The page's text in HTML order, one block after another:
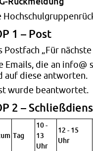
1 – Post
Post­fach „Für
Emails, die an info@
auf diese ant­wor­ten.
wurde be­ant­wor­tet.
2 –
Tag
10 -
13
Uhr
12 - 15
Uhr